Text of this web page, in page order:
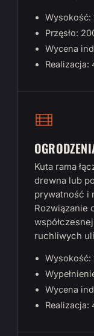
Wysokość:
Przęsło:
Wycena
Realizacja:
Kuta rama
drewna lub
prywatność i
Rozwiązanie
ruchliwych
Wysokość:
Wycena
Realizacja: